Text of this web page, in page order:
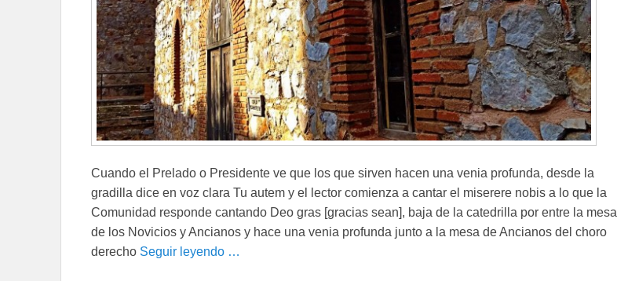
Cuando el Prelado o Presidente ve que los que sirven hacen una venia profunda, desde la
gradilla dice en voz clara Tu autem y el lector comienza a cantar el miserere nobis a lo que la
Comunidad responde cantando Deo gras [gracias sean], baja de la catedrilla por entre la mesa
de los Novicios y Ancianos y hace una venia profunda junto a la mesa de Ancianos del choro
derecho Seguir leyendo …